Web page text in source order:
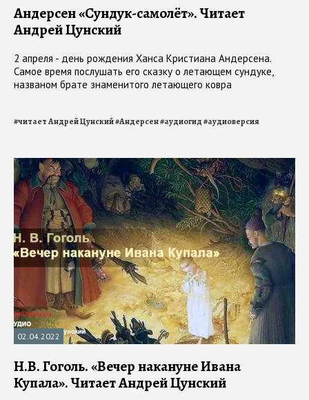
Андерсен «Сундук-самолёт». Читает
Андрей Цунский
2 апреля - день рождения Ханса Кристиана Андерсена.
Самое время послушать его сказку о летающем сундуке,
названом брате знаменитого летающего ковра
#читает Андрей Цунский#Андерсен#аудиогид#аудиоверсия
02.04.2022
Н.В. Гоголь. «Вечер накануне Ивана
Купала». Читает Андрей Цунский